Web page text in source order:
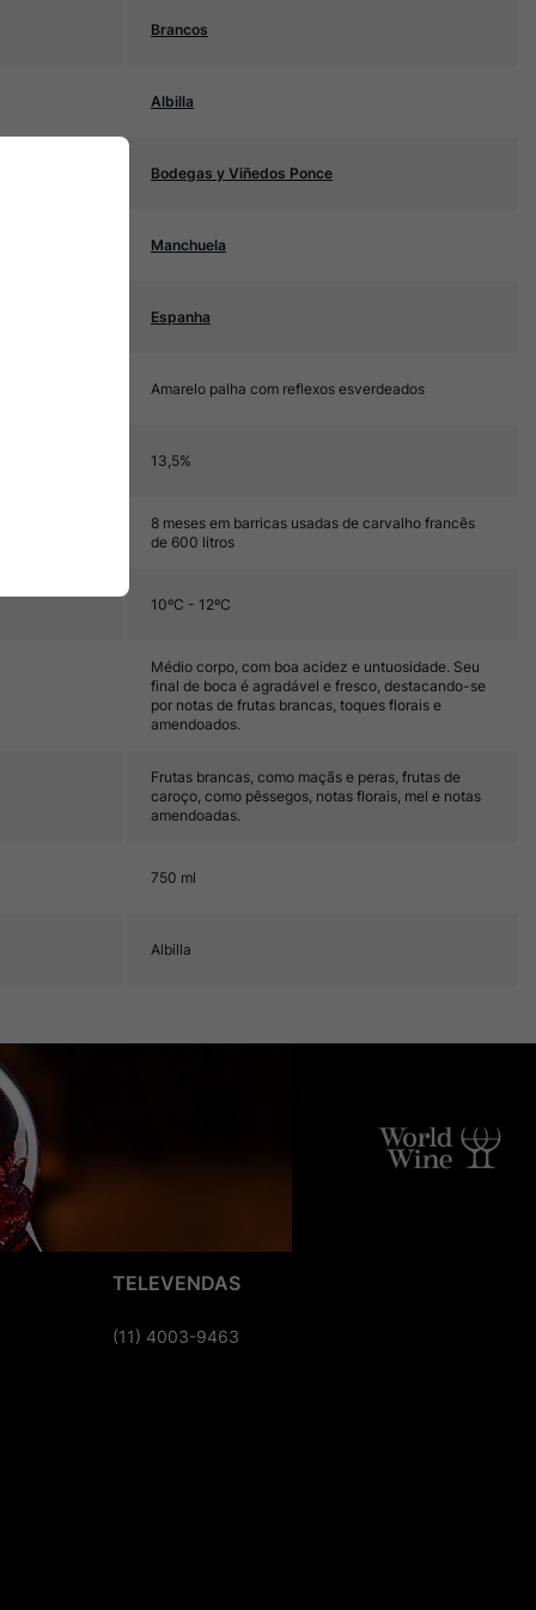
Brancos
Albilla
Bodegas y Viñedos Ponce
Manchuela
Espanha
Amarelo palha com reflexos esverdeados
13,5%
8 meses em barricas usadas de carvalho francês
de 600 litros
10ºC - 12ºC
Médio corpo, com boa acidez e untuosidade. Seu
final de boca é agradável e fresco, destacando-se
por notas de frutas brancas, toques florais e
amendoados.
Frutas brancas, como maçãs e peras, frutas de
caroço, como pêssegos, notas florais, mel e notas
amendoadas.
750 ml
Albilla
TELEVENDAS
(11) 4003-9463